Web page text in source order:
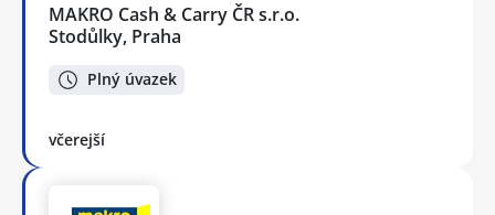
MAKRO Cash & Carry ČR s.r.o.
Stodůlky, Praha
Plný úvazek
včerejší